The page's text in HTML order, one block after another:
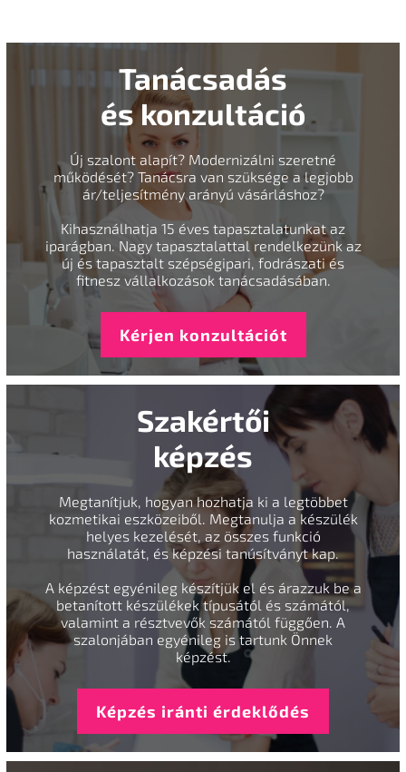
Tanácsadás
és konzultáció
Új szalont alapít? Modernizálni szeretné
működését? Tanácsra van szüksége a legjobb
ár/teljesítmény arányú vásárláshoz?
Kihasználhatja 15 éves tapasztalatunkat az
iparágban. Nagy tapasztalattal rendelkezünk az
új és tapasztalt szépségipari, fodrászati és
fitnesz vállalkozások tanácsadásában.
Kérjen konzultációt
Szakértői
képzés
Megtanítjuk, hogyan hozhatja ki a legtöbbet
kozmetikai eszközeiből. Megtanulja a készülék
helyes kezelését, az összes funkció
használatát, és képzési tanúsítványt kap.
A képzést egyénileg készítjük el és árazzuk be a
betanított készülékek típusától és számától,
valamint a résztvevők számától függően. A
szalonjában egyénileg is tartunk Önnek
képzést.
Képzés iránti érdeklődés